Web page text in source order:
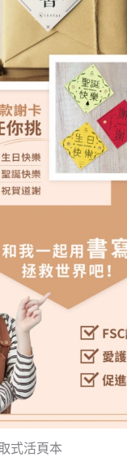
式活頁本